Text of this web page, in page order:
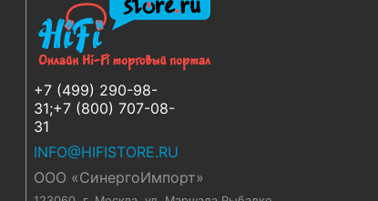
+7 (499) 290-98-
31;+7 (800) 707-08-
31
INFO@HIFISTORE.RU
ООО «СинергоИмпорт»